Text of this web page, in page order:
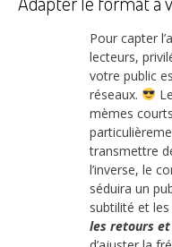
Pour capter
lecteurs,
votre public
réseaux.
mèmes
transmettre
l’inverse, le
séduira un
subtilité et
les retours